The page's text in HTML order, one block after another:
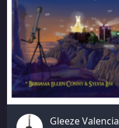
Gleeze Valencia